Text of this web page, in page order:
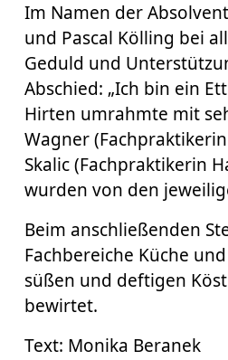
Im Namen der
und Pascal Kölling bei
Geduld und
Abschied: „Ich bin ein
Hirten umrahmte mit
Wagner
Skalic (Fachpraktikerin
wurden von den
Beim anschließenden
Fachbereiche Küche
süßen und deftigen
bewirtet.
Text: Monika Beranek